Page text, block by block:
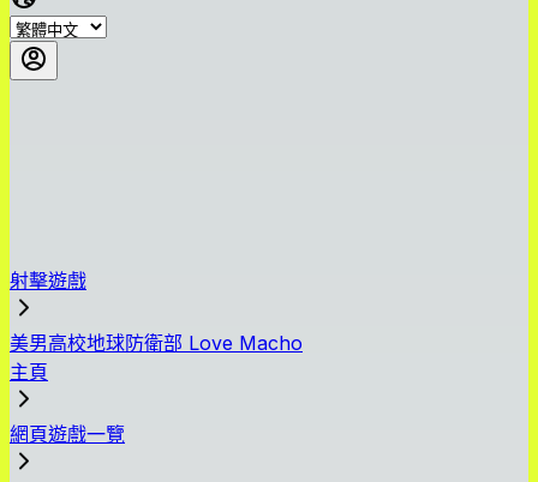
射擊遊戲
美男高校地球防衛部 Love Macho
主頁
網頁遊戲一覽